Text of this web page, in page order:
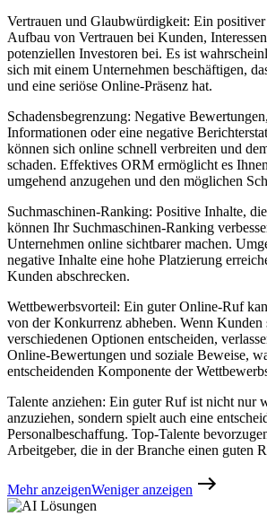
Vertrauen und Glaubwürdigkeit: Ein
Aufbau von Vertrauen bei Kunden,
potenziellen Investoren bei. Es ist
sich mit einem Unternehmen beschäftigen,
und eine seriöse Online-Präsenz hat.
Schadensbegrenzung: Negative
Informationen oder eine negative
können sich online schnell verbreiten und
schaden. Effektives ORM ermöglicht es
umgehend anzugehen und den möglichen
Suchmaschinen-Ranking: Positive Inhalte,
können Ihr Suchmaschinen-Ranking
Unternehmen online sichtbarer machen.
negative Inhalte eine hohe Platzierung
Kunden abschrecken.
Wettbewerbsvorteil: Ein guter Online-Ruf
von der Konkurrenz abheben. Wenn Kunden
verschiedenen Optionen entscheiden,
Online-Bewertungen und soziale Beweise,
entscheidenden Komponente der
Talente anziehen: Ein guter Ruf ist nicht nur
anzuziehen, sondern spielt auch eine
Personalbeschaffung. Top-Talente
Arbeitgeber, die in der Branche einen guten
Mehr anzeigenWeniger anzeigen